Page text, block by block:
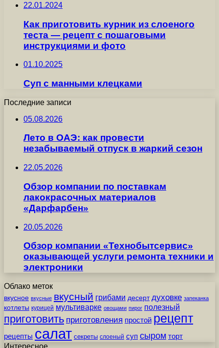
22.01.2024
Как приготовить курник из слоеного
теста — рецепт с пошаговыми
инструкциями и фото
01.10.2025
Суп с манными клецками
Последние записи
05.08.2026
Лето в ОАЭ: как провести
незабываемый отпуск в жаркий сезон
22.05.2026
Обзор компании по поставкам
лакокрасочных материалов
«Дарфарбен»
20.05.2026
Обзор компании «Технобытсервис»
оказывающей услуги ремонта техники и
электроники
Облако меток
вкусное вкусные вкусный грибами десерт духовке запеканка
котлеты курицей мультиварке овощами пирог полезный
приготовить приготовления простой рецепт
рецепты салат секреты слоеный суп сыром торт
Интересное